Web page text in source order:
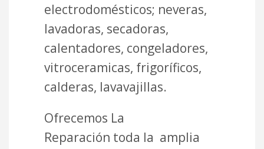
electrodomésticos; neveras,
lavadoras, secadoras,
calentadores, congeladores,
vitroceramicas, frigoríficos,
calderas, lavavajillas.
Ofrecemos La
Reparación toda la amplia